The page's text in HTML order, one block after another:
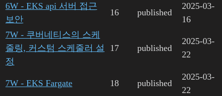
6W - EKS api 서버 접근
보안
16 published
2025-03-
16
7W - 쿠버네티스의 스케
줄링, 커스텀 스케줄러 설
정
17 published
2025-03-
22
7W - EKS Fargate 18 published
2025-03-
22